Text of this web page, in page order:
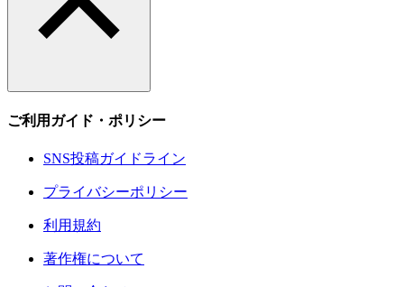
ご利用ガイド・ポリシー
SNS投稿ガイドライン
プライバシーポリシー
利用規約
著作権について